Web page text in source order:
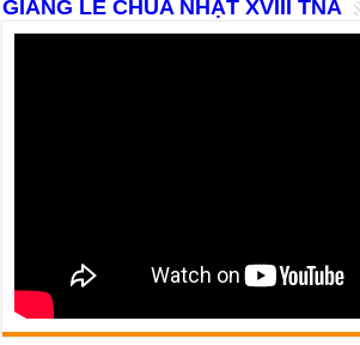
GIẢNG LỄ CHÚA NHẬT XVIII TNA